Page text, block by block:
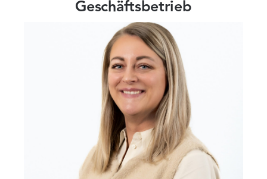
Geschäftsbetrieb